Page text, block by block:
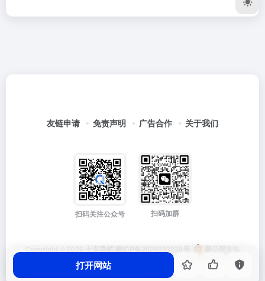
友链申请 免责声明 广告合作 关于我们
扫码关注公众号 扫码加群
15012202000171号
打开网站